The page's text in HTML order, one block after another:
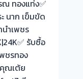
ณ ทองแท่ง✅
นาก เข็มขัด
ำเพชร
รับซื้อ
ชรทอง
ณเต้ย